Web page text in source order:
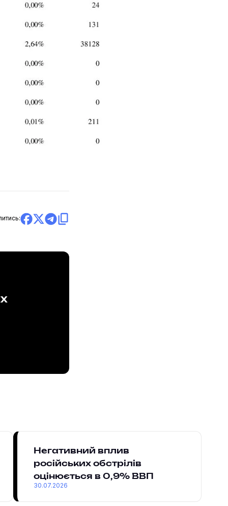
Негативний вплив
російських обстрілів
оцінюється в 0,9% ВВП
30.07.2026